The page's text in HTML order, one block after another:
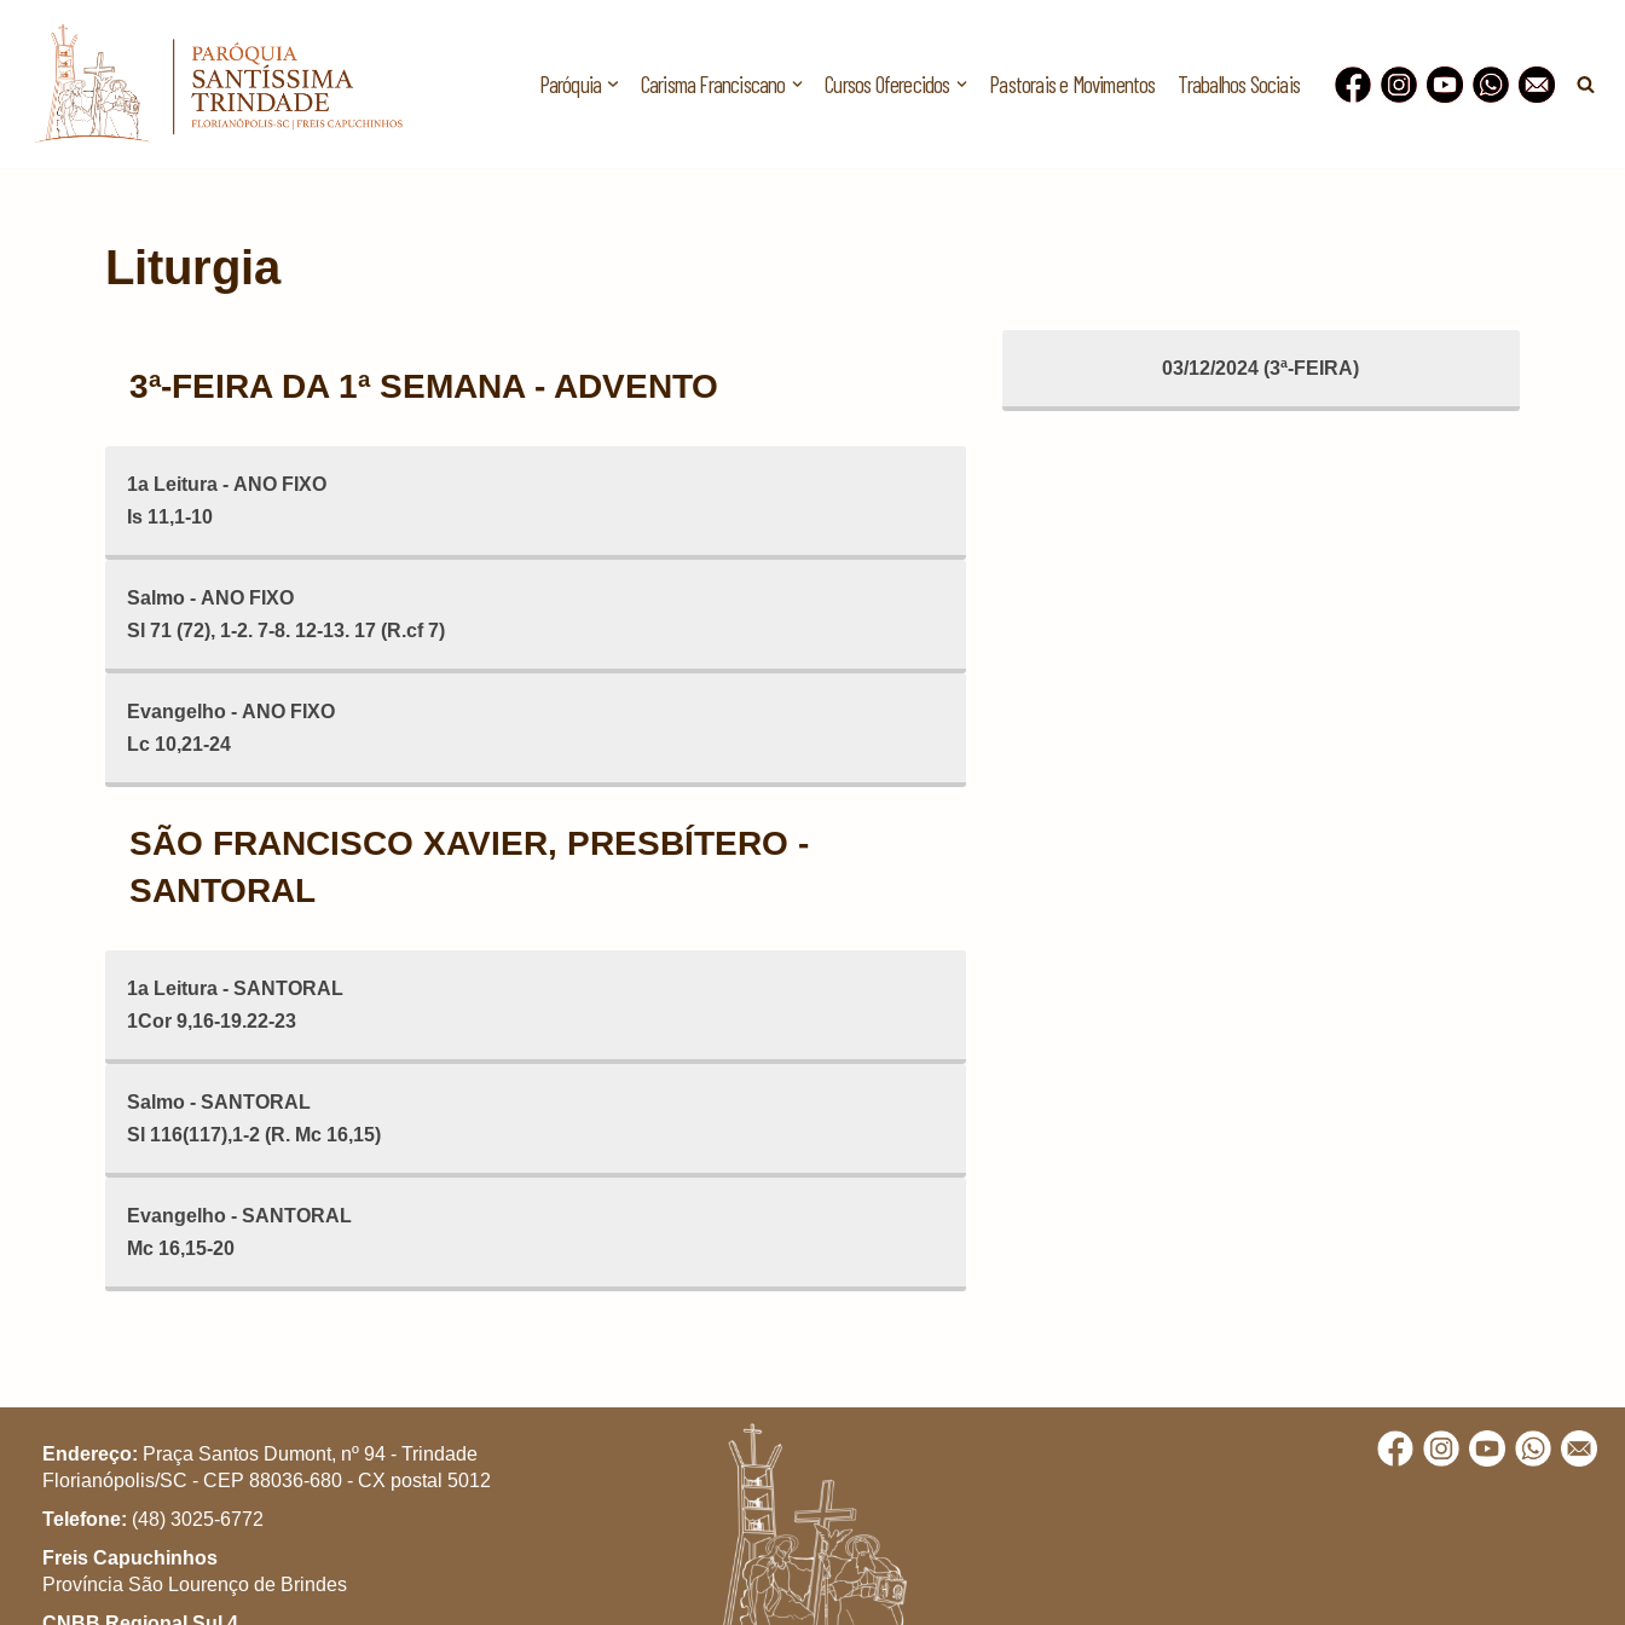
Pular
para
Paróquia Carisma Franciscano Cursos Oferecidos Pastorais e Movimentos Trabalhos Sociais
Liturgia
3ª-FEIRA DA 1ª SEMANA - ADVENTO
1a Leitura - ANO FIXO
Is 11,1-10
Salmo - ANO FIXO
Sl 71 (72), 1-2. 7-8. 12-13. 17 (R.cf 7)
Evangelho - ANO FIXO
Lc 10,21-24
SÃO FRANCISCO XAVIER, PRESBÍTERO -
SANTORAL
1a Leitura - SANTORAL
1Cor 9,16-19.22-23
Salmo - SANTORAL
Sl 116(117),1-2 (R. Mc 16,15)
Evangelho - SANTORAL
Mc 16,15-20
03/12/2024 (3ª-FEIRA)
Endereço: Praça Santos Dumont, nº 94 - Trindade
Florianópolis/SC - CEP 88036-680 - CX postal 5012
Telefone: (48) 3025-6772
Freis Capuchinhos
Província São Lourenço de Brindes